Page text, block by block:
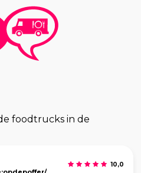
foodtrucks in de
10,0